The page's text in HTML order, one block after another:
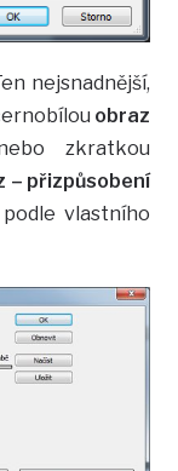
nejsnadnější,
obraz
zkratkou
– přizpůsobení
vlastního